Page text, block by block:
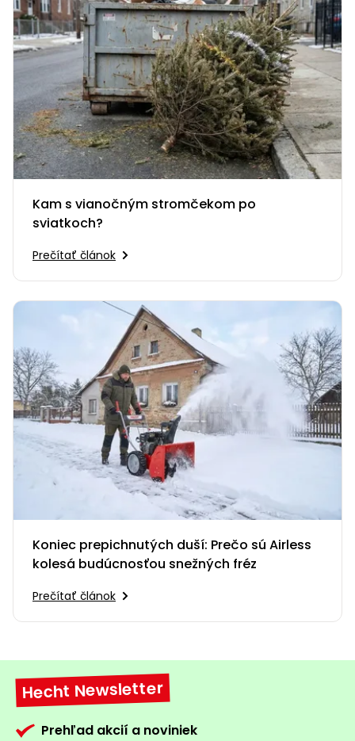
Kam s vianočným stromčekom po
sviatkoch?
Prečítať článok
Koniec prepichnutých duší: Prečo sú Airless
kolesá budúcnosťou snežných fréz
Prečítať článok
Hecht Newsletter
Prehľad akcií a noviniek